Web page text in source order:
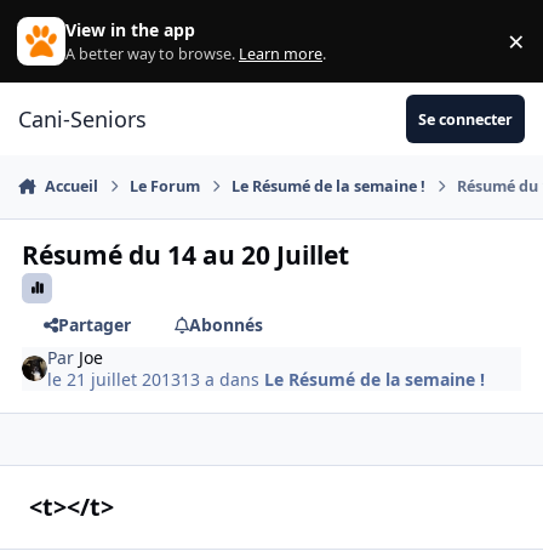
Aller au contenu
View in the app
A better way to browse. Learn more. ×
Cani-Seniors Se connecter
Accueil Le Forum Le Résumé de la semaine ! Résumé
Résumé du 14 au 20 Juillet
Partager
Abonnés
Par Joe
le 21 juillet 201313 a dans Le Résumé de la semaine !
<t></t>